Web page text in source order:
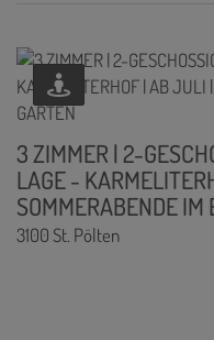
3 ZIMMER | 2-
LAGE -
SOMMERABENDE IM
3100 St. Pölten